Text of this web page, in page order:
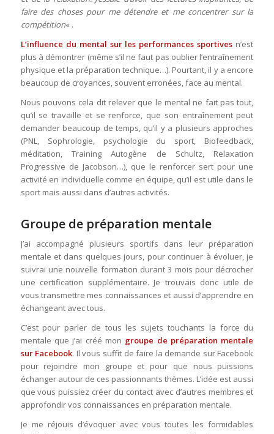
faire des choses pour me détendre et me concentrer sur la
compétition« .
L’influence du mental sur les performances sportives n’est
plus à démontrer (même s’il ne faut pas oublier l’entraînement
physique et la préparation technique…). Pourtant, il y a encore
beaucoup de croyances, souvent erronées, face au mental.
Nous pouvons cela dit relever que le mental ne fait pas tout,
qu’il se travaille et se renforce, que son entraînement peut
demander beaucoup de temps, qu’il y a plusieurs approches
(PNL, Sophrologie, psychologie du sport, Biofeedback,
méditation, Training Autogène de Schultz, Relaxation
Progressive de Jacobson…), que le renforcer sert pour une
activité en individuelle comme en équipe, qu’il est utile dans le
sport mais aussi dans d’autres activités.
Groupe de préparation mentale
J’ai accompagné plusieurs sportifs dans leur préparation
mentale et dans quelques jours, pour continuer à évoluer, je
suivrai une nouvelle formation durant 3 mois pour décrocher
une certification supplémentaire. Je trouvais donc utile de
vous transmettre mes connaissances et aussi d’apprendre en
échangeant avec tous.
C’est pour parler de tous les sujets touchants la force du
mentale que j’ai créé mon groupe de préparation mentale
sur Facebook. Il vous suffit de faire la demande sur Facebook
pour rejoindre mon groupe et pour que nous puissions
échanger autour de ces passionnants thèmes. L’idée est aussi
que vous puissiez créer du contact avec d’autres membres et
approfondir vos connaissances en préparation mentale.
Je me réjouis d’évoquer avec vous toutes les formidables